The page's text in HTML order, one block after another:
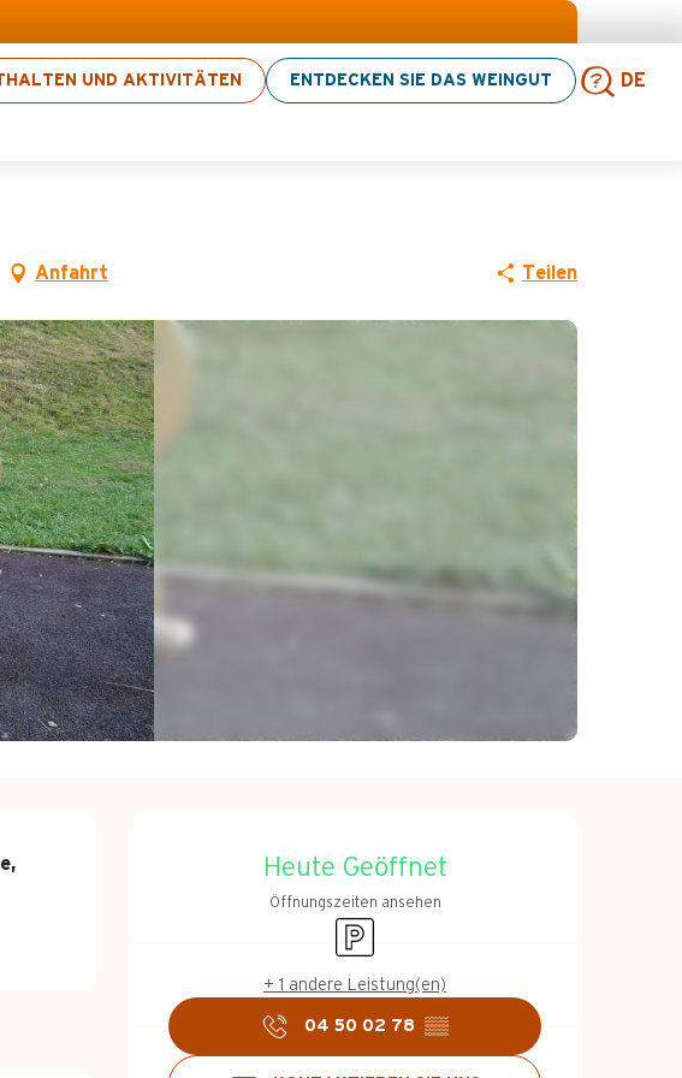
UND AKTIVITÄTEN ENTDECKEN SIE DAS WEINGUT DE
Aktivitäten! > Hier klicken
Anfahrt Teilen
Öffnungszeiten
Heute Geöffnet
Öffnungszeiten ansehen
Parkplatz
+ 1 andere Leistung(en)
04 50 02 78 ▒▒